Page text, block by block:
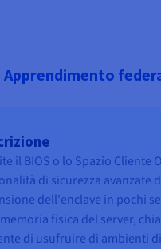
Apprendimento
il BIOS o lo Spazio Cliente
di sicurezza avanzate
dell'enclave in pochi
fisica del server,
di usufruire di ambienti